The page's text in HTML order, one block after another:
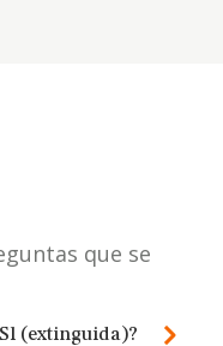
que se
(extinguida)?